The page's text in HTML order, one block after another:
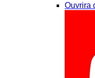
Ouvrira